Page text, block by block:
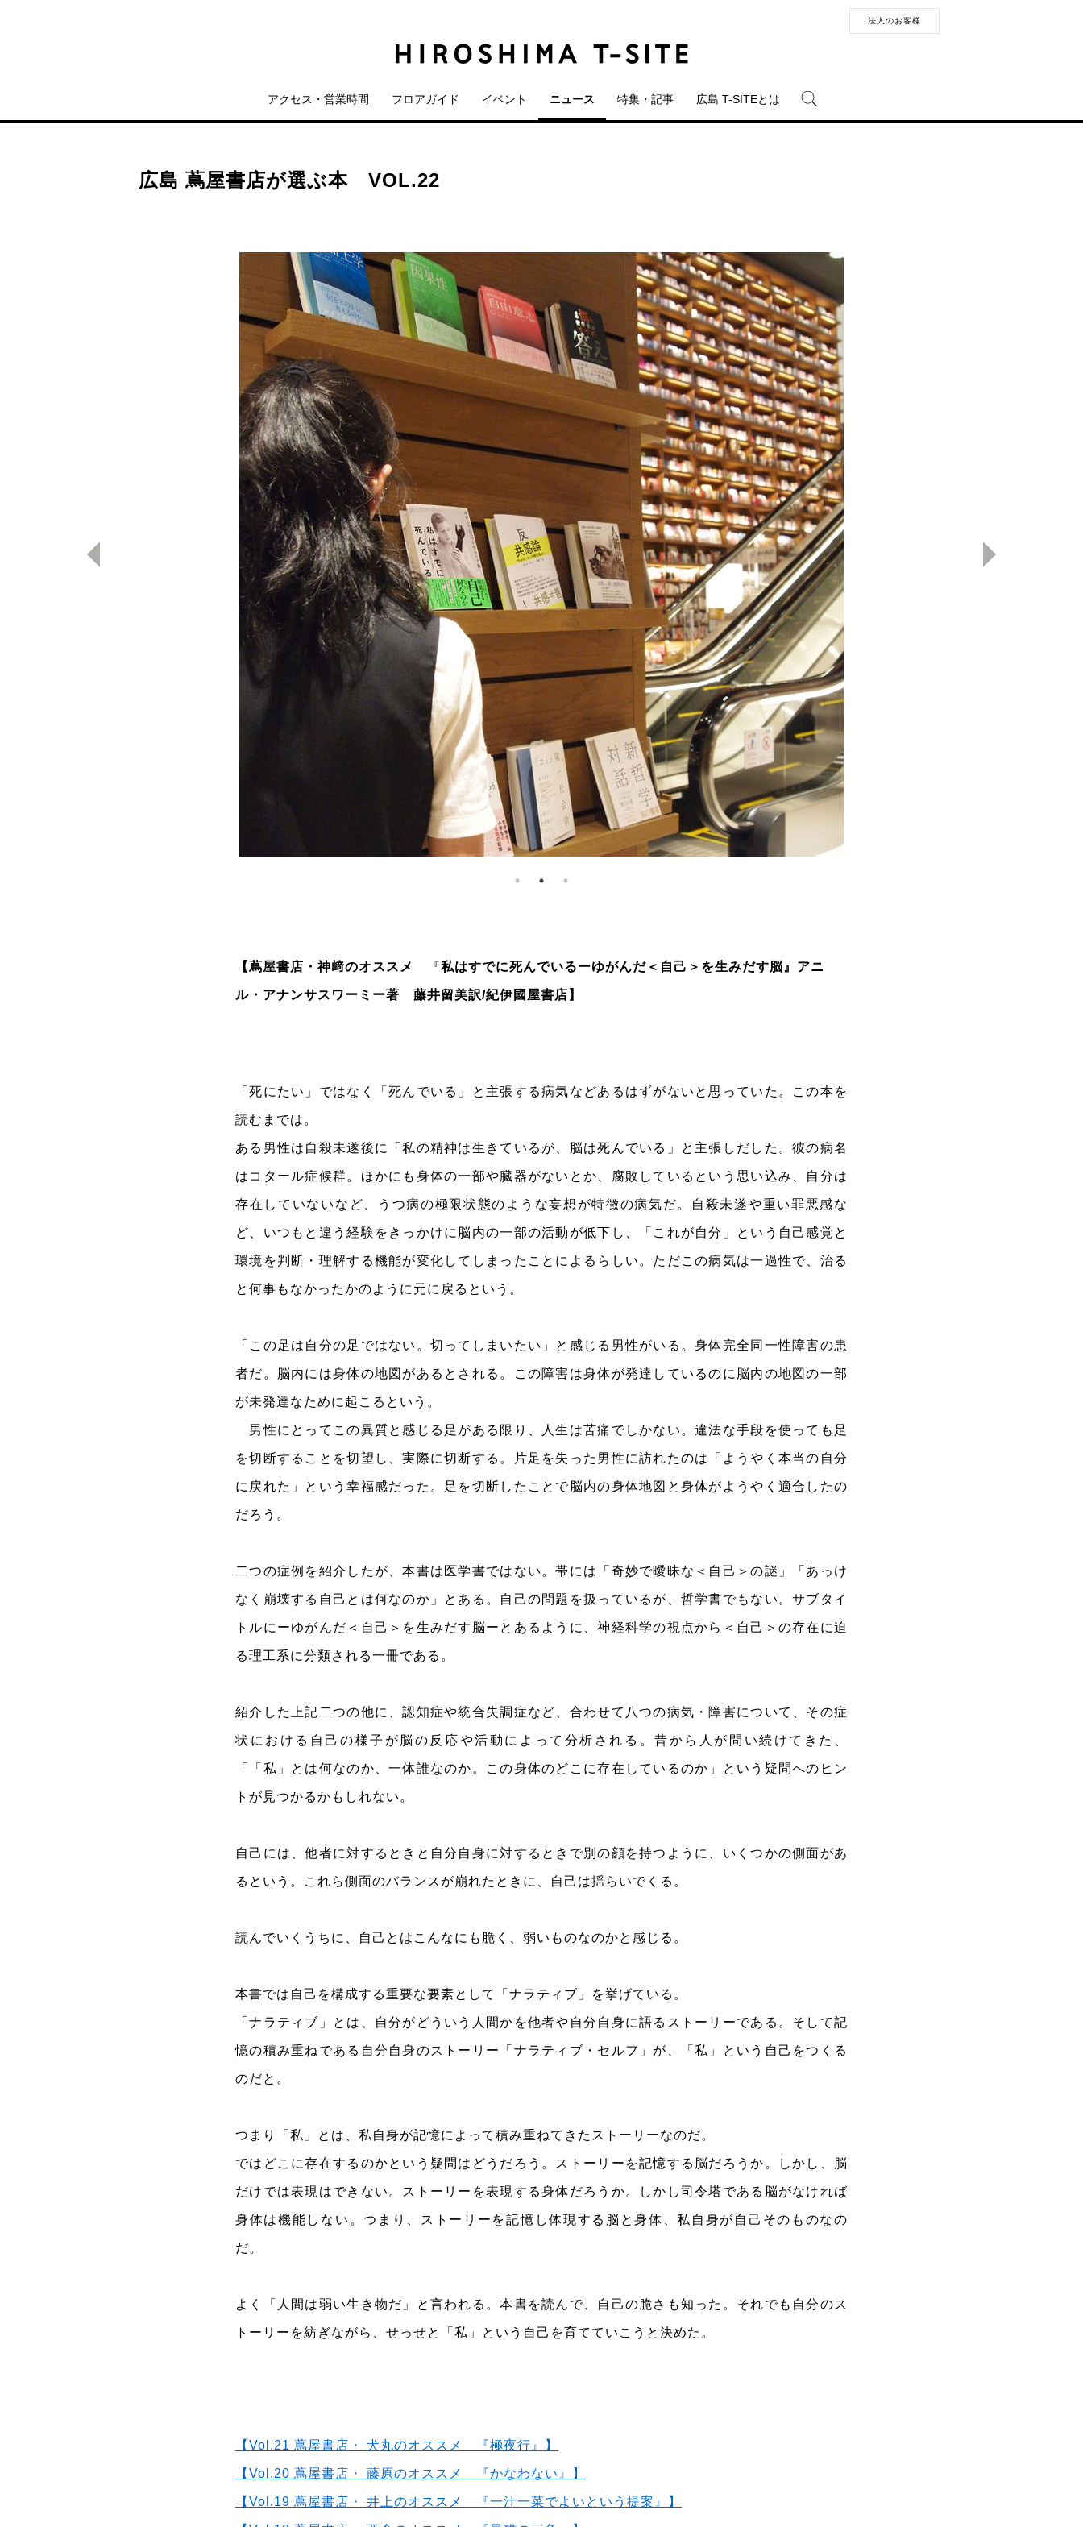
法人のお客様
アクセス・営業時間 フロアガイド イベント ニュース 特集・記事 広島 T-SITEとは
広島 蔦屋書店が選ぶ本 VOL.22
【蔦屋書店・神﨑のオススメ 『私はすでに死んでいるーゆがんだ＜自己＞を生みだす脳 』 アニ
ル・アナンサスワーミー著 藤井留美訳/紀伊國屋書店 】
「死にたい」ではなく「死んでいる」と主張する病気などあるはずがないと思っていた。この本を
読むまでは。
ある男性は自殺未遂後に「私の精神は生きているが、脳は死んでいる」と主張しだした。彼の病名
はコタール症候群。ほかにも身体の一部や臓器がないとか、腐敗しているという思い込み、自分は
存在していないなど、うつ病の極限状態のような妄想が特徴の病気だ。自殺未遂や重い罪悪感な
ど、いつもと違う経験をきっかけに脳内の一部の活動が低下し、「これが自分」という自己感覚と
環境を判断・理解する機能が変化してしまったことによるらしい。ただこの病気は一過性で、治る
と何事もなかったかのように元に戻るという。
「この足は自分の足ではない。切ってしまいたい」と感じる男性がいる。身体完全同一性障害の患
者だ。脳内には身体の地図があるとされる。この障害は身体が発達しているのに脳内の地図の一部
が未発達なために起こるという。
男性にとってこの異質と感じる足がある限り、人生は苦痛でしかない。違法な手段を使っても足
を切断することを切望し、実際に切断する。片足を失った男性に訪れたのは「ようやく本当の自分
に戻れた」という幸福感だった。足を切断したことで脳内の身体地図と身体がようやく適合したの
だろう。
二つの症例を紹介したが、本書は医学書ではない。帯には「奇妙で曖昧な＜自己＞の謎」「あっけ
なく崩壊する自己とは何なのか」とある。自己の問題を扱っているが、哲学書でもない。サブタイ
トルにーゆがんだ＜自己＞を生みだす脳ーとあるように、神経科学の視点から＜自己＞の存在に迫
る理工系に分類される一冊である。
紹介した上記二つの他に、認知症や統合失調症など、合わせて八つの病気・障害について、その症
状における自己の様子が脳の反応や活動によって分析される。昔から人が問い続けてきた、
「「私」とは何なのか、一体誰なのか。この身体のどこに存在しているのか」という疑問へのヒン
トが見つかるかもしれない。
自己には、他者に対するときと自分自身に対するときで別の顔を持つように、いくつかの側面があ
るという。これら側面のバランスが崩れたときに、自己は揺らいでくる。
読んでいくうちに、自己とはこんなにも脆く、弱いものなのかと感じる。
本書では自己を構成する重要な要素として「ナラティブ」を挙げている。
「ナラティブ」とは、自分がどういう人間かを他者や自分自身に語るストーリーである。そして記
憶の積み重ねである自分自身のストーリー「ナラティブ・セルフ」が、「私」という自己をつくる
のだと。
つまり「私」とは、私自身が記憶によって積み重ねてきたストーリーなのだ。
ではどこに存在するのかという疑問はどうだろう。ストーリーを記憶する脳だろうか。しかし、脳
だけでは表現はできない。ストーリーを表現する身体だろうか。しかし司令塔である脳がなければ
身体は機能しない。つまり、ストーリーを記憶し体現する脳と身体、私自身が自己そのものなの
だ。
よく「人間は弱い生き物だ」と言われる。本書を読んで、自己の脆さも知った。それでも自分のス
トーリーを紡ぎながら、せっせと「私」という自己を育てていこうと決めた。
【Vol.21 蔦屋書店・ 犬丸のオススメ 『極夜行』】
【Vol.20 蔦屋書店・ 藤原のオススメ 『かなわない』】
【Vol.19 蔦屋書店・ 井上のオススメ 『一汁一菜でよいという提案』】